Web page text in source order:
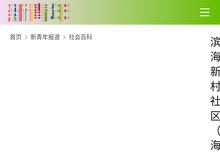
首页 新青年报道 社会百科